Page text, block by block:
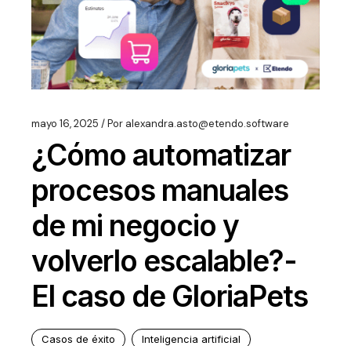
mayo 16, 2025 Por alexandra.asto@etendo.software
¿Cómo automatizar
procesos manuales
de mi negocio y
volverlo escalable?-
El caso de GloriaPets
Casos de éxito Inteligencia artificial